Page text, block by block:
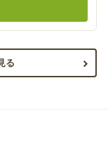
る